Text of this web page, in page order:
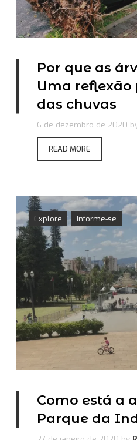
Por que as
Uma reflexão
das chuvas
6 de dezembro de 2020
READ MORE
Explore Informe-se
Como está a
Parque da